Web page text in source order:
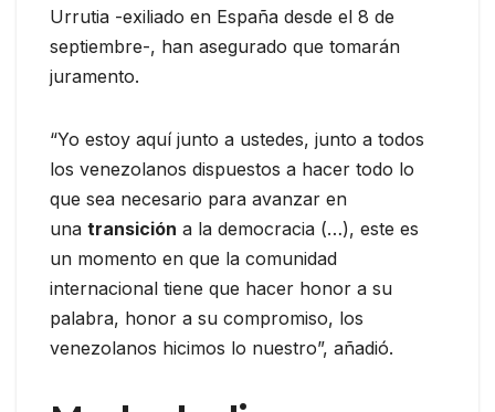
Urrutia -exiliado en España desde el 8 de
septiembre-, han asegurado que tomarán
juramento.
“Yo estoy aquí junto a ustedes, junto a todos
los venezolanos dispuestos a hacer todo lo
que sea necesario para avanzar en
una transición a la democracia (…), este es
un momento en que la comunidad
internacional tiene que hacer honor a su
palabra, honor a su compromiso, los
venezolanos hicimos lo nuestro”, añadió.